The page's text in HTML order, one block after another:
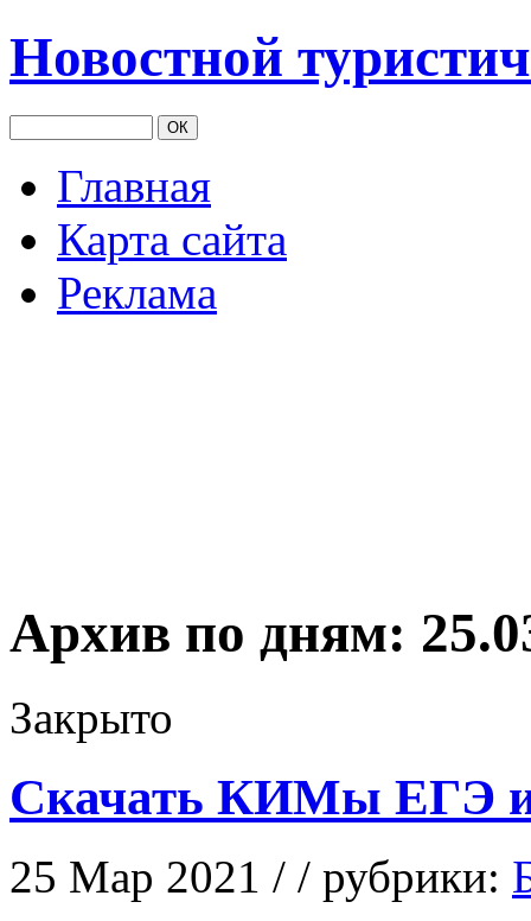
Новостной
Главная
Карта сайта
Реклама
Архив по дням:
Закрыто
Скачать КИМы ЕГЭ
25 Мар 2021 / / рубрики: